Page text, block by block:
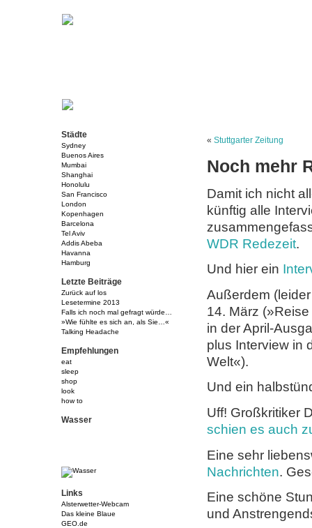
« Stuttgarter Zeitung
Noch mehr
Damit ich nicht
künftig alle
WDR Redezeit.
Und hier ein
Außerdem
14. März
in der April-
plus Interview in
Welt«).
Und ein
Uff! Großkritiker
schien es auch
Eine sehr
Nachrichten.
Eine schöne
und
Städte
Sydney
Buenos Aires
Mumbai
Shanghai
Honolulu
San Francisco
London
Kopenhagen
Barcelona
Tel Aviv
Addis Abeba
Havanna
Hamburg
Letzte Beiträge
Zurück auf los
Lesetermine 2013
Falls ich noch mal gefragt würde…
»Wie fühlte es sich an, als Sie…«
Talking Headache
Empfehlungen
eat
sleep
shop
look
how to
Wasser
Links
Alsterwetter-Webcam
Das kleine Blaue
GEO.de